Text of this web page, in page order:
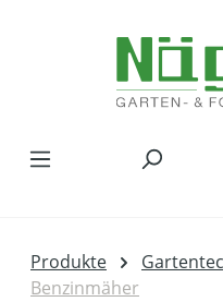
Produkte
Benzinmäher